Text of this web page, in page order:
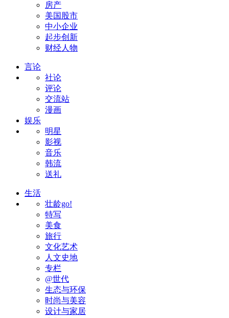
房产
美国股市
中小企业
起步创新
财经人物
言论
社论
评论
交流站
漫画
娱乐
明星
影视
音乐
韩流
送礼
生活
壮龄go!
特写
美食
旅行
文化艺术
人文史地
专栏
@世代
生态与环保
时尚与美容
设计与家居